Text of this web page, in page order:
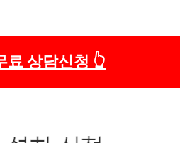
료 상담신청 👆